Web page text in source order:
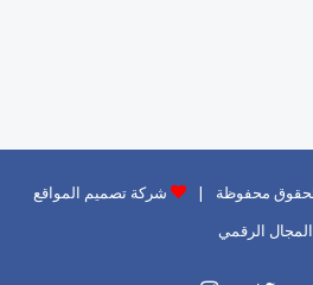
شركة تصميم المواقع
المجال الرقمي